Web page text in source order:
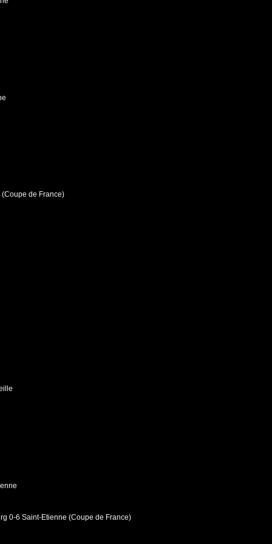
de France)
0-6 Saint-Etienne (Coupe de France)